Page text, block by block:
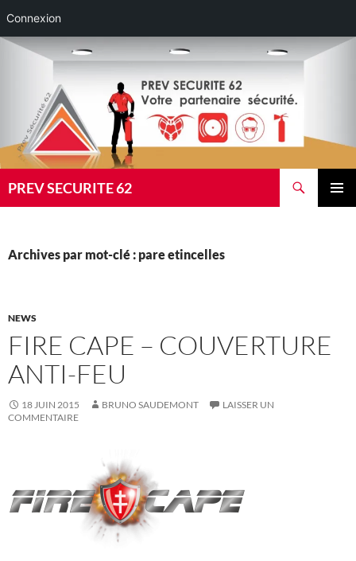
Connexion
Aller
PREV SECURITE 62
Archives par mot-clé : pare etincelles
NEWS
FIRE CAPE – COUVERTURE
ANTI-FEU
18 JUIN 2015 BRUNO SAUDEMONT
LAISSER UN
COMMENTAIRE